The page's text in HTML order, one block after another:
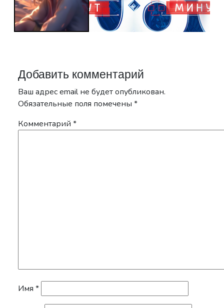
Добавить комментарий
Ваш адрес email не будет опубликован.
Обязательные поля помечены *
Комментарий *
Имя *